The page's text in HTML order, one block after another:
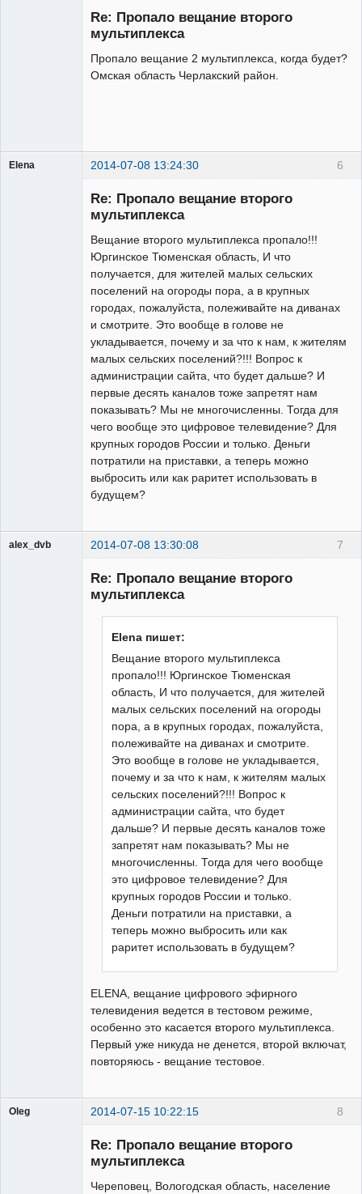
Re: Пропало вещание второго
мультиплекса
Пропало вещание 2 мультиплекса, когда будет?
Омская область Черлакский район.
6
Elena 2014-07-08 13:24:30
Re: Пропало вещание второго
мультиплекса
Вещание второго мультиплекса пропало!!!
Юргинское Тюменская область, И что
получается, для жителей малых сельских
поселений на огороды пора, а в крупных
городах, пожалуйста, полеживайте на диванах
и смотрите. Это вообще в голове не
укладывается, почему и за что к нам, к жителям
малых сельских поселений?!!! Вопрос к
администрации сайта, что будет дальше? И
первые десять каналов тоже запретят нам
показывать? Мы не многочисленны. Тогда для
чего вообще это цифровое телевидение? Для
крупных городов России и только. Деньги
потратили на приставки, а теперь можно
выбросить или как раритет использовать в
будущем?
7
alex_dvb 2014-07-08 13:30:08
Re: Пропало вещание второго
мультиплекса
Elena пишет:
Вещание второго мультиплекса
пропало!!! Юргинское Тюменская
область, И что получается, для жителей
малых сельских поселений на огороды
пора, а в крупных городах, пожалуйста,
полеживайте на диванах и смотрите.
Это вообще в голове не укладывается,
почему и за что к нам, к жителям малых
сельских поселений?!!! Вопрос к
администрации сайта, что будет
дальше? И первые десять каналов тоже
запретят нам показывать? Мы не
многочисленны. Тогда для чего вообще
это цифровое телевидение? Для
крупных городов России и только.
Деньги потратили на приставки, а
теперь можно выбросить или как
раритет использовать в будущем?
ELENA, вещание цифрового эфирного
телевидения ведется в тестовом режиме,
особенно это касается второго мультиплекса.
Первый уже никуда не денется, второй включат,
повторяюсь - вещание тестовое.
8
Oleg 2014-07-15 10:22:15
Re: Пропало вещание второго
мультиплекса
Череповец, Вологодская область, население